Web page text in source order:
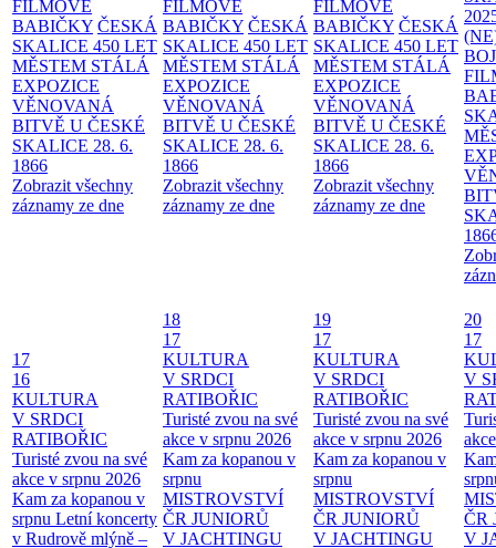
FILMOVÉ
BABIČKY ČESKÁ
SKALICE 450 LET
MĚSTEM STÁLÁ
EXPOZICE
VĚNOVANÁ
BITVĚ U ČESKÉ
SKALICE 28. 6.
1866
Zobrazit všechny
záznamy ze dne
FILMOVÉ
BABIČKY ČESKÁ
SKALICE 450 LET
MĚSTEM STÁLÁ
EXPOZICE
VĚNOVANÁ
BITVĚ U ČESKÉ
SKALICE 28. 6.
1866
Zobrazit všechny
záznamy ze dne
FILMOVÉ
BABIČKY ČESKÁ
SKALICE 450 LET
MĚSTEM STÁLÁ
EXPOZICE
VĚNOVANÁ
BITVĚ U ČESKÉ
SKALICE 28. 6.
1866
Zobrazit všechny
záznamy ze dne
17
16
KULTURA
V SRDCI
RATIBOŘIC
Turisté zvou na své
akce v srpnu 2026
Kam za kopanou v
srpnu Letní koncerty
v Rudrově mlýně –
18
17
KULTURA
V SRDCI
RATIBOŘIC
Turisté zvou na své
akce v srpnu 2026
Kam za kopanou v
srpnu
MISTROVSTVÍ
ČR JUNIORŮ
V JACHTINGU
19
17
KULTURA
V SRDCI
RATIBOŘIC
Turisté zvou na své
akce v srpnu 2026
Kam za kopanou v
srpnu
MISTROVSTVÍ
ČR JUNIORŮ
V JACHTINGU
20
17
V
ČR
V